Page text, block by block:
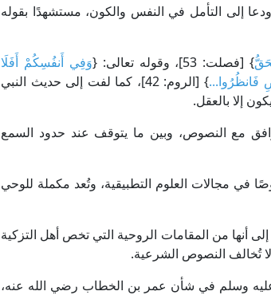
إلى التأمل في النفس والكون، مستشهدًا بقوله
} [فصلت: 53]، وقوله تعالى: {
وَفِي أَنفُسِكُمْ أَفَلَا
فَانظُرُوا...
} [الروم: 42]، كما لفت إلى حديث النبي
إلا بالعقل.
مع النصوص، وبين ما يتوقف عند حدود السمع
في مجالات العلوم التطبيقية، وتُعد مكملة للوحي
أنها من المقامات الروحية التي تخص أهل التزكية
تُخالف النصوص الشرعية.
عليه وسلم في شأن عمر بن الخطاب رضي الله عنه،